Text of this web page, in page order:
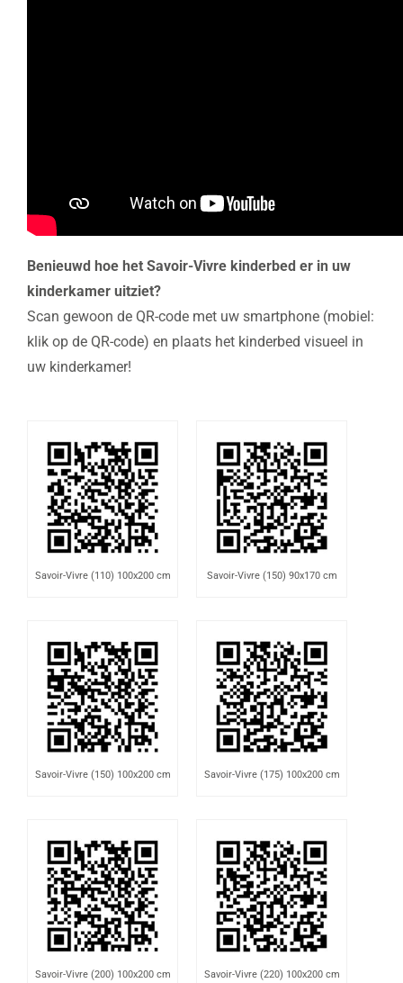
Benieuwd hoe het Savoir-Vivre kinderbed er in uw
kinderkamer uitziet?
Scan gewoon de QR-code met uw smartphone (mobiel:
klik op de QR-code) en plaats het kinderbed visueel in
uw kinderkamer!
Savoir-Vivre (110) 100x200 cm Savoir-Vivre (150) 90x170 cm
Savoir-Vivre (150) 100x200 cm Savoir-Vivre (175) 100x200 cm
Savoir-Vivre (200) 100x200 cm Savoir-Vivre (220) 100x200 cm